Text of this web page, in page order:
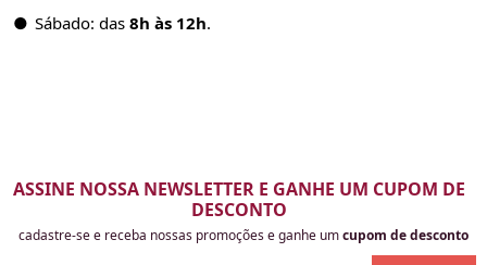
● Sábado: das 8h às 12h.
ASSINE NOSSA NEWSLETTER E GANHE UM CUPOM DE
DESCONTO
cadastre-se e receba nossas promoções e ganhe umcupom de desconto